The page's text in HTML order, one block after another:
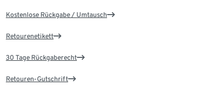
Kostenlose Rückgabe / Umtausch
Retourenetikett
30 Tage Rückgaberecht
Retouren-Gutschrift